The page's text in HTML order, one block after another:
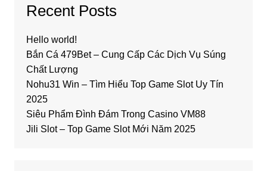
Recent Posts
Hello world!
Bắn Cá 479Bet – Cung Cấp Các Dịch Vụ Súng
Chất Lượng
Nohu31 Win – Tìm Hiểu Top Game Slot Uy Tín
2025
Siêu Phẩm Đình Đám Trong Casino VM88
Jili Slot – Top Game Slot Mới Năm 2025